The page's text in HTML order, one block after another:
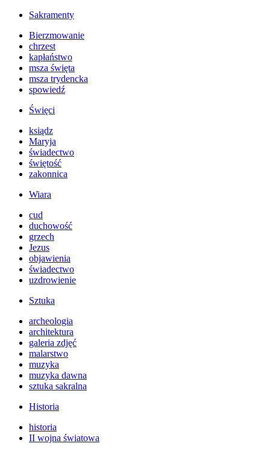
Sakramenty
Bierzmowanie
chrzest
kapłaństwo
msza święta
msza trydencka
spowiedź
Święci
ksiądz
Maryja
świadectwo
świętość
zakonnica
Wiara
cud
duchowość
grzech
Jezus
objawienia
świadectwo
uzdrowienie
Sztuka
archeologia
architektura
galeria zdjęć
malarstwo
muzyka
muzyka dawna
sztuka sakralna
Historia
historia
II wojna światowa